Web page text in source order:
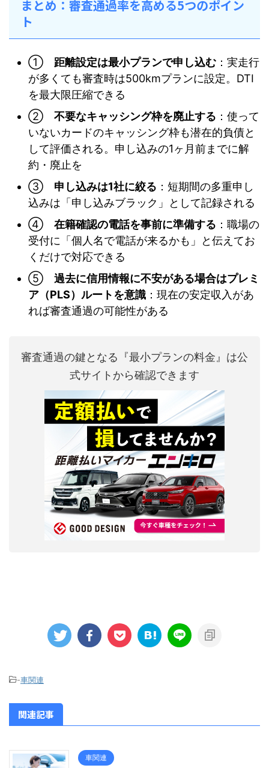
まとめ：審査通過率を高める5つのポイン
ト
① 距離設定は最小プランで申し込む ：実走行
が多くても審査時は500kmプランに設定。DTI
を最大限圧縮できる
② 不要なキャッシング枠を廃止する ：使って
いないカードのキャッシング枠も潜在的負債と
して評価される。申し込みの1ヶ月前までに解
約・廃止を
③ 申し込みは1社に絞る ：短期間の多重申し
込みは「申し込みブラック」として記録される
④ 在籍確認の電話を事前に準備する ：職場の
受付に「個人名で電話が来るかも」と伝えてお
くだけで対応できる
⑤ 過去に信用情報に不安がある場合はプレミ
ア（PLS）ルートを意識 ：現在の安定収入があ
れば審査通過の可能性がある
審査通過の鍵となる『最小プランの料金』は公
式サイトから確認できます
-車関連
関連記事
車関連